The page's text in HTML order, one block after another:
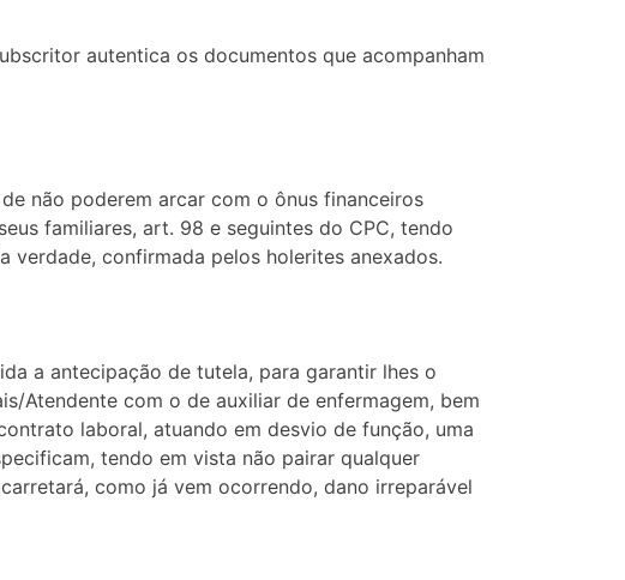
autentica os documentos que acompanham
não poderem arcar com o ônus financeiros
familiares, art. 98 e seguintes do CPC, tendo
verdade, confirmada pelos holerites anexados.
a antecipação de tutela, para garantir lhes o
Atendente com o de auxiliar de enfermagem, bem
laboral, atuando em desvio de função, uma
tendo em vista não pairar qualquer
como já vem ocorrendo, dano irreparável